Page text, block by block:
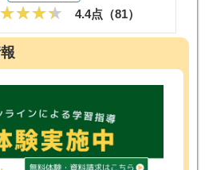
4.4点（81）